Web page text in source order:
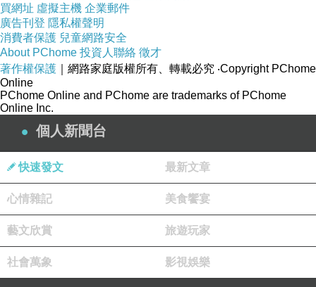
買網址 虛擬主機 企業郵件
廣告刊登 隱私權聲明
消費者保護 兒童網路安全
About PChome 投資人聯絡 徵才
著作權保護 ｜網路家庭版權所有、轉載必究 ‧Copyright PChome
Online
PChome Online and PChome are trademarks of PChome
Online Inc.
個人新聞台
快速發文 最新文章
心情雜記 美食饗宴
藝文欣賞 旅遊玩家
社會萬象 影視娛樂